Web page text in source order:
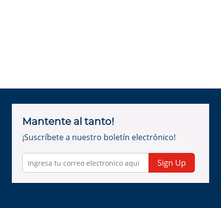
Mantente al tanto!
¡Suscríbete a nuestro boletín electrónico!
Sign Up